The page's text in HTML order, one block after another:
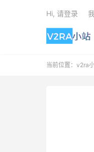
Hi, 请登录
当前位置： v2ra